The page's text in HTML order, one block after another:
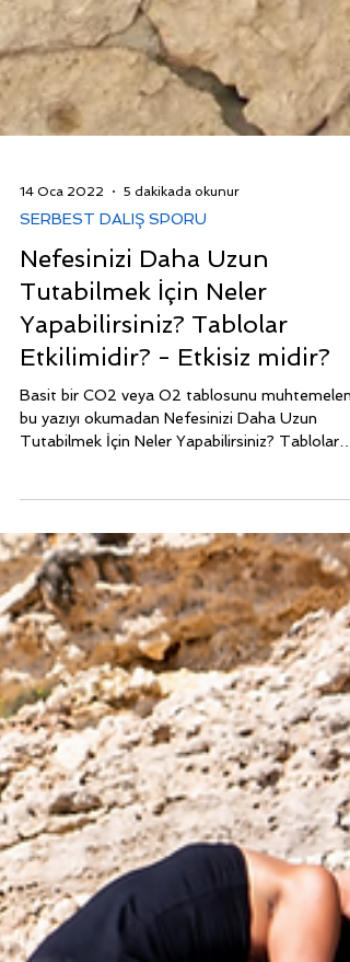
14 Oca 2022 5 dakikada okunur
SERBEST DALIŞ SPORU
Nefesinizi Daha Uzun
Tutabilmek İçin Neler
Yapabilirsiniz? Tablolar
Basit bir CO2 veya O2 tablosunu muhtemelen
Tutabilmek İçin Neler Yapabilirsiniz? Tablolar
Etkilimi?